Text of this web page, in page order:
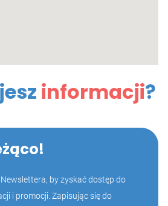
informacji?
by zyskać dostęp do
i promocji. Zapisując się do